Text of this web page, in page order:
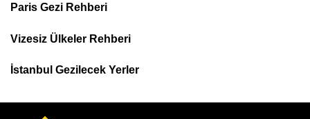
Top
Menu
Paris Gezi Rehberi
Vizesiz Ülkeler Rehberi
İstanbul Gezilecek Yerler